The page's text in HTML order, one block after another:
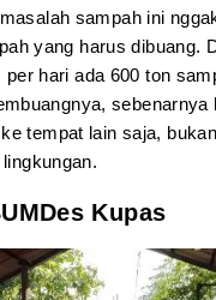
sampah ini
yang harus dibuang.
hari ada 600 ton
sebenarnya
tempat lain saja,
Kupas